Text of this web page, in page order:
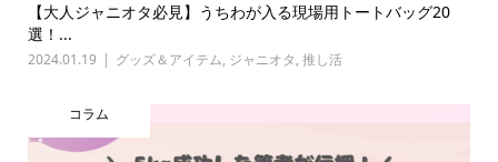
【大人ジャニオタ必見】うちわが入る現場用トートバッグ20
選！...
2024.01.19 グッズ＆アイテム, ジャニオタ, 推し活
コラム